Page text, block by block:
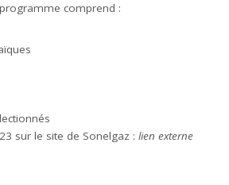
comprend :
sur le site de Sonelgaz : lien externe